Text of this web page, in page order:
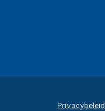
Privacybeleid